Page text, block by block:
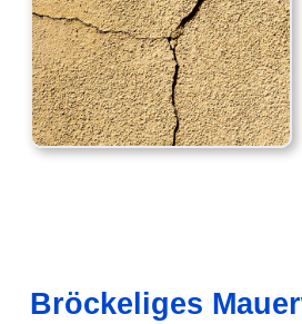
Bröckeliges